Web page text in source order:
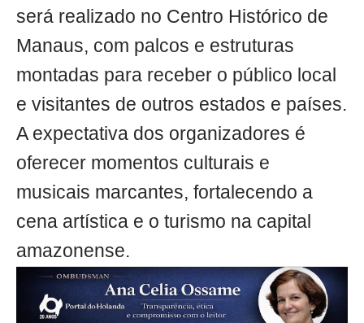
será realizado no Centro Histórico de
Manaus, com palcos e estruturas
montadas para receber o público local
e visitantes de outros estados e países.
A expectativa dos organizadores é
oferecer momentos culturais e
musicais marcantes, fortalecendo a
cena artística e o turismo na capital
amazonense.